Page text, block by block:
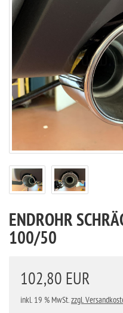
ENDROHR
100/50
102,80 EUR
inkl. 19 % MwSt.zzgl.